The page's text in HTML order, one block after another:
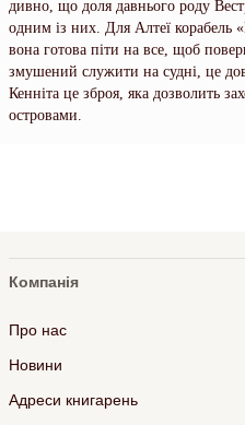
дивно, що доля давнього роду
одним із них. Для Алтеї корабель
вона готова піти на все, щоб
змушений служити на судні, це
Кенніта це зброя, яка дозволить
островами.
Компанія
Про нас
Новини
Адреси книгарень